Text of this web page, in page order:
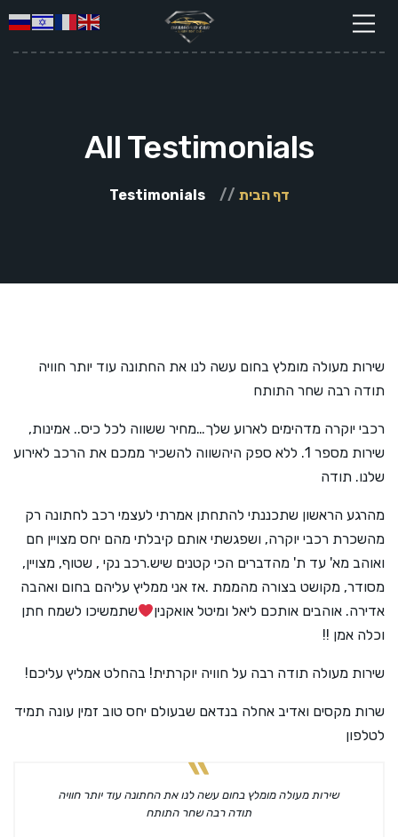
All Testimonials
דף הבית Testimonials
שירות מעולה מומלץ בחום עשה לנו את החתונה עוד יותר חוויה
תודה רבה שחר התותח
רכבי יוקרה מדהימים לארוע שלך…מחיר ששווה לכל כיס.. אמינות,
שירות מספר 1. ללא ספק היהשווה להשכיר ממכם את הרכב לאירוע
שלנו. תודה
מהרגע הראשון שתכננתי להתחתן אמרתי לעצמי רכב לחתונה רק
מהשכרת רכבי יוקרה, ושפגשתי אותם קיבלתי מהם יחס מצויין חם
ואוהב מא' עד ת' מהדברים הכי קטנים שיש.רכב נקי , שטוף, מצויין,
מסודר, מקושט בצורה מהממת .אז אני ממליץ עליהם בחום ואהבה
אדירה. אוהבים אותכם ליאל ומיטל אואקנין
שתמשיכו לשמח חתן
וכלה אמן !!
שירות מעולה תודה רבה על חוויה יוקרתית! בהחלט אמליץ עליכם!
שרות מקסים ואדיב אחלה בנדאם שבעולם יחס טוב זמין עונה תמיד
לטלפון
שירות מעולה מומלץ בחום עשה לנו את החתונה עוד יותר חוויה
תודה רבה שחר התותח